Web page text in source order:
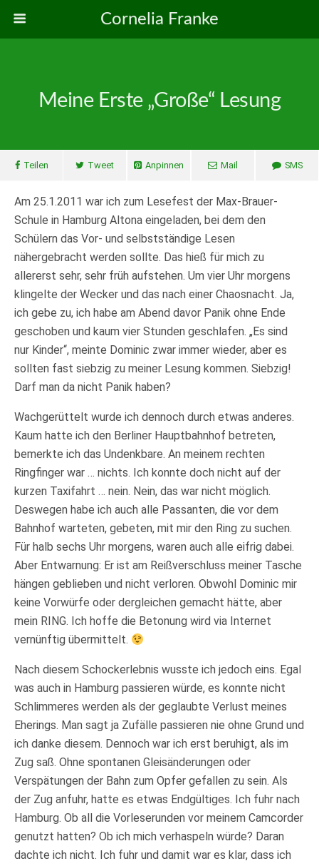
Cornelia Franke
Meine Erste „große“ Lesung
Teilen Tweet Anpinnen Mail SMS
Am 25.1.2011 war ich zum Lesefest der Max-Brauer-
Schule in Hamburg Altona eingeladen, bei dem den
Schülern das Vor- und selbstständige Lesen
nähergebracht werden sollte. Das hieß für mich zu
allererst sehr, sehr früh aufstehen. Um vier Uhr morgens
klingelte der Wecker und das nach einer Chaosnacht. Ja,
ich gebe zu, ich habe am Abend davor Panik ohne Ende
geschoben und kaum vier Stunden geschlafen. „Es sind
nur Kinder“, meinte Dominic zwar immer wieder, aber es
sollten fast siebzig zu meiner Lesung kommen. Siebzig!
Darf man da nicht Panik haben?
Wachgerüttelt wurde ich dennoch durch etwas anderes.
Kaum hatte ich den Berliner Hauptbahnhof betreten,
bemerkte ich das Undenkbare. An meinem rechten
Ringfinger war … nichts. Ich konnte doch nicht auf der
kurzen Taxifahrt … nein. Nein, das war nicht möglich.
Deswegen habe ich auch alle Passanten, die vor dem
Bahnhof warteten, gebeten, mit mir den Ring zu suchen.
Für halb sechs Uhr morgens, waren auch alle eifrig dabei.
Aber Entwarnung: Er ist am Reißverschluss meiner Tasche
hängen geblieben und nicht verloren. Obwohl Dominic mir
keine Vorwürfe oder dergleichen gemacht hätte, aber
mein RING. Ich hoffe die Betonung wird via Internet
vernünftig übermittelt.
Nach diesem Schockerlebnis wusste ich jedoch eins. Egal
was auch in Hamburg passieren würde, es konnte nicht
Schlimmeres werden als der geglaubte Verlust meines
Eherings. Man sagt ja Zufälle passieren nie ohne Grund und
ich danke diesem. Dennoch war ich erst beruhigt, als im
Zug saß. Ohne spontanen Gleisänderungen oder
Verspätungen der Bahn zum Opfer gefallen zu sein. Als
der Zug anfuhr, hatte es etwas Endgültiges. Ich fuhr nach
Hamburg. Ob all die Vorleserunden vor meinem Camcorder
genutzt hatten? Ob ich mich verhaspeln würde? Daran
dachte ich nicht. Ich fuhr und damit war es klar, dass ich